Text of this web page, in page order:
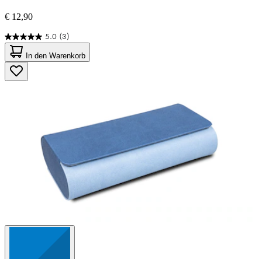
€ 12,90
5.0 (3)
5.0
von
5
Sternen.
3
In den Warenkorb